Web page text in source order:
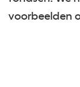
voorbeelden